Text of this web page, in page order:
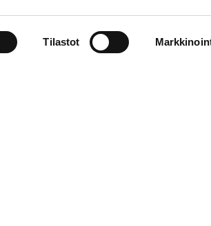
Tilastot
SOSIAALINEN MEDIA
facebook